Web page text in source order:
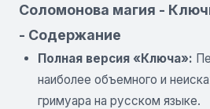
Соломонова магия -
- Содержание
Полная версия «Ключа»:
наиболее объемного и
гримуара на русском языке.